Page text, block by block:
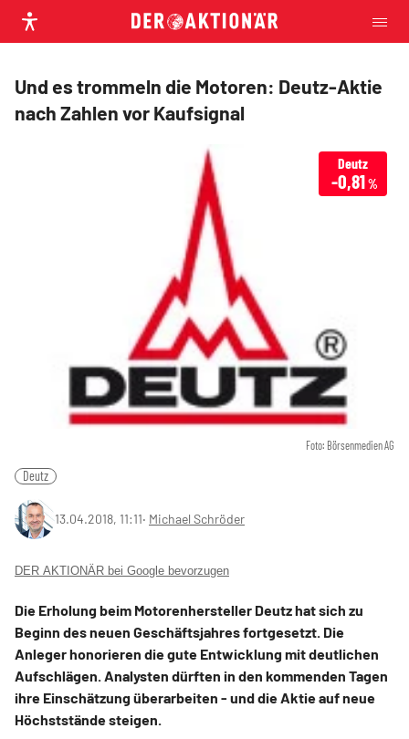
Und es trommeln die Motoren: Deutz-Aktie
nach Zahlen vor Kaufsignal
Foto: Börsenmedien AG
Deutz
-0,81%
Deutz
13.04.2018, 11:11‧ Michael Schröder
DER AKTIONÄR bei Google bevorzugen
Die Erholung beim Motorenhersteller Deutz hat sich zu
Beginn des neuen Geschäftsjahres fortgesetzt. Die
Anleger honorieren die gute Entwicklung mit deutlichen
Aufschlägen. Analysten dürften in den kommenden Tagen
ihre Einschätzung überarbeiten - und die Aktie auf neue
Höchststände steigen.